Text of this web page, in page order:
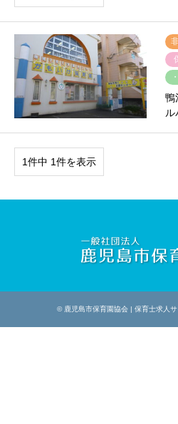
鴨
ル
1件中 1件を表示
© 鹿児島市保育園協会 | 保育士求人サ